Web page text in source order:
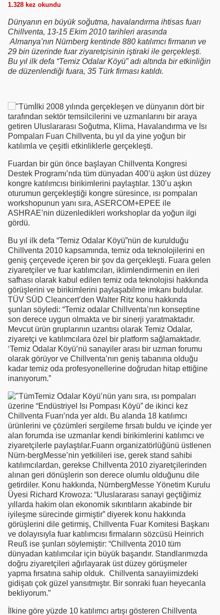
1.328 kez okundu
Dünyanın en büyük soğutma, havalandırma ihtisas fuarı
Chillventa, 13-15 Ekim 2010 tarihleri arasında
Almanya’nın Nürnberg kentinde 880 katılımcı firmanın ve
29 bin üzerinde fuar ziyaretçisinin iştiraki ile gerçekleşti.
Bu yıl ilk defa “Temiz Odalar Köyü” adı altında bir etkinliğin
de düzenlendiği fuara, 35 Türk firması katıldı.
İlki 2008 yılında gerçekleşen ve dünyanın dört bir
tarafından sektör temsilcilerini ve uzmanlarını bir araya
getiren Uluslararası Soğutma, Klima, Havalandırma ve Isı
Pompaları Fuarı Chillventa, bu yıl da yine yoğun bir
katılımla ve çeşitli etkinliklerle gerçekleşti.
Fuardan bir gün önce başlayan Chillventa Kongresi
Destek Programı’nda tüm dünyadan 400’ü aşkın üst düzey
kongre katılımcısı birikimlerini paylaştılar. 130’u aşkın
oturumun gerçekleştiği kongre süresince, ısı pompaları
workshopunun yanı sıra, ASERCOM+EPEE ile
ASHRAE’nin düzenledikleri workshoplar da yoğun ilgi
gördü.
Bu yıl ilk defa “Temiz Odalar Köyü”nün de kurulduğu
Chillventa 2010 kapsamında, temiz oda teknolojilerini en
geniş çerçevede içeren bir şov da gerçekleşti. Fuara gelen
ziyaretçiler ve fuar katılımcıları, iklimlendirmenin en ileri
safhası olarak kabul edilen temiz oda teknolojisi hakkında
görüşlerini ve birikimlerini paylaşabilme imkanı buldular.
TÜV SÜD Cleancert’den Walter Ritz konu hakkında
şunları söyledi: “Temiz odalar Chillventa’nın konseptine
son derece uygun olmakta ve bir sinerji yaratmaktadır.
Mevcut ürün gruplarının uzantısı olarak Temiz Odalar,
ziyaretçi ve katılımcılara özel bir platform sağlamaktadır.
‘Temiz Odalar Köyü’nü sanayiler arası bir uzman forumu
olarak görüyor ve Chillventa’nın geniş tabanına olduğu
kadar temiz oda profesyonellerine doğrudan hitap ettiğine
inanıyorum.”
Temiz Odalar Köyü’nün yanı sıra, ısı pompaları
üzerine “Endüstriyel Isı Pompası Köyü” de ikinci kez
Chillventa Fuarı’nda yer aldı. Bu alanda 18 katılımcı
ürünlerini ve çözümleri sergileme fırsatı buldu ve içinde yer
alan forumda ise uzmanlar kendi birikimlerini katılımcı ve
ziyaretçilerle paylaştılar.Fuarın organizatörlüğünü üstlenen
Nürn-bergMesse’nin yetkilileri ise, gerek stand sahibi
katılımcılardan, gerekse Chillventa 2010 ziyaretçilerinden
alınan geri dönüşlerin son derece olumlu olduğunu dile
getirdiler. Konu hakkında, NürnbergMesse Yönetim Kurulu
Üyesi Richard Krowoza: “Uluslararası sanayi geçtiğimiz
yıllarda hakim olan ekonomik sıkıntıların akabinde bir
iyileşme sürecinde girmiştir” diyerek konu hakkında
görüşlerini dile getirmiş, Chillventa Fuar Komitesi Başkanı
ve dolayısıyla fuar katılımcısı firmaların sözcüsü Heinrich
Reuß ise şunları söylemiştir: “Chillventa 2010 tüm
dünyadan katılımcılar için büyük başarıdır. Standlarımızda
doğru ziyaretçileri ağırlayarak üst düzey görüşmeler
yapma fırsatına sahip olduk. Chillventa sanayiimizdeki
gidişatı çok güzel yansıtmıştır. Bir sonraki fuarı heyecanla
bekliyorum.”
İlkine göre yüzde 10 katılımcı artışı gösteren Chillventa